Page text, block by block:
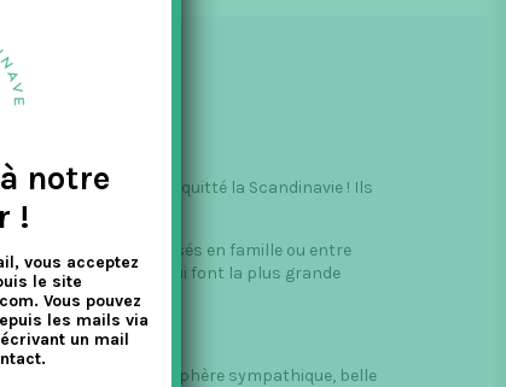
depuis n’ont jamais quitté la Scandinavie ! Ils
bons moments passés en famille ou entre
sont ceux qui font la plus grande
créer une atmosphère sympathique, belle
notre
!
vous acceptez
le site
Vous pouvez
les mails via
un mail